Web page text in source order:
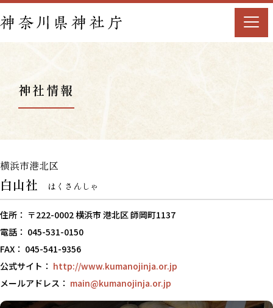
神社情報
横浜市港北区
白山社 はくさんしゃ
住所： 〒222-0002 横浜市 港北区 師岡町1137
電話： 045-531-0150
FAX： 045-541-9356
公式サイト： http://www.kumanojinja.or.jp
メールアドレス： main@kumanojinja.or.jp